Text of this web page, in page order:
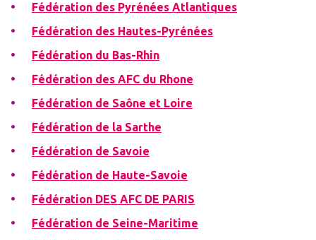
Fédération des Pyrénées Atlantiques
Fédération des Hautes-Pyrénées
Fédération du Bas-Rhin
Fédération des AFC du Rhone
Fédération de Saône et Loire
Fédération de la Sarthe
Fédération de Savoie
Fédération de Haute-Savoie
Fédération DES AFC DE PARIS
Fédération de Seine-Maritime